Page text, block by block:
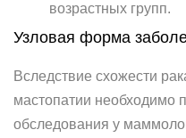
возрастных групп.
Узловая форма
Вследствие схожести
мастопатии необходимо
обследования у